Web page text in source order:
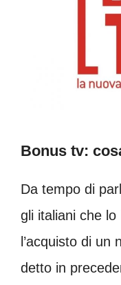
Bonus tv:
Da tempo di
gli italiani che
l’acquisto di un
detto in